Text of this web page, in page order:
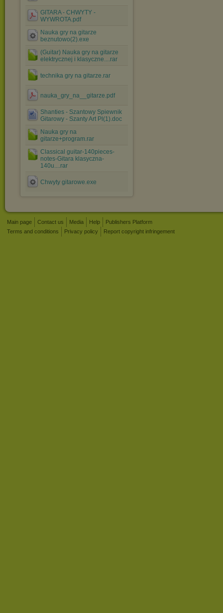
GITARA - CHWYTY -
WYWROTA.pdf
Nauka gry na gitarze
beznutowo(2).exe
(Guitar) Nauka gry na gitarze
elektrycznej i klasyczne....rar
technika gry na gitarze.rar
nauka_gry_na__gitarze.pdf
Shanties - Szantowy Spiewnik
Gitarowy - Szanty Art Pl(1).doc
Nauka gry na
gitarze+program.rar
Classical guitar-140pieces-
notes-Gitara klasyczna-
140u....rar
Chwyty gitarowe.exe
Main page Contact us Media Help
Publishers Platform
Terms and conditions
Privacy policy Report copyright infringement